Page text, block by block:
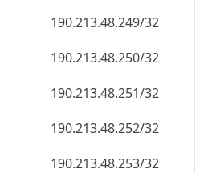
190.213.48.249/32
190.213.48.250/32
190.213.48.251/32
190.213.48.252/32
190.213.48.253/32